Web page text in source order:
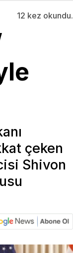
12 kez okundu.
çeken
Shivon